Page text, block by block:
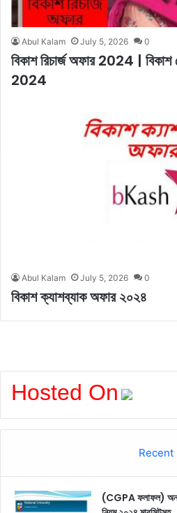
Abul Kalam July 5, 2026 0
বিকাশ রিচার্জ অফার 2024 | বিকাশ
2024
Abul Kalam July 5, 2026 0
বিকাশ ক্যাশব্যাক অফার ২০২৪
Hosted On
Recent
(CGPA ফলাফল)